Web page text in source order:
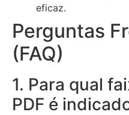
eficaz.
Perguntas
(FAQ)
1. Para qual
PDF é